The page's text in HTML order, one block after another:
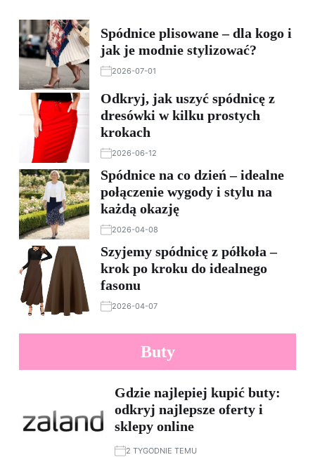
Spódnice plisowane – dla kogo i
jak je modnie stylizować?
2026-07-01
Odkryj, jak uszyć spódnicę z
dresówki w kilku prostych
krokach
2026-06-12
Spódnice na co dzień – idealne
połączenie wygody i stylu na
każdą okazję
2026-04-08
Szyjemy spódnicę z półkoła –
krok po kroku do idealnego
fasonu
2026-04-07
Buty
Gdzie najlepiej kupić buty:
odkryj najlepsze oferty i
sklepy online
2 TYGODNIE TEMU